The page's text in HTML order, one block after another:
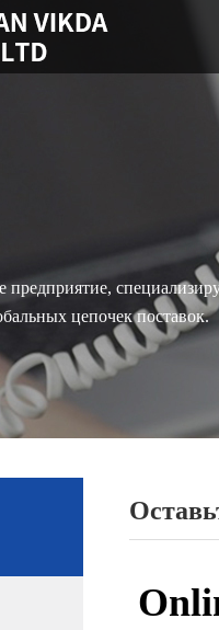
предприятие,
цепочек поставок.